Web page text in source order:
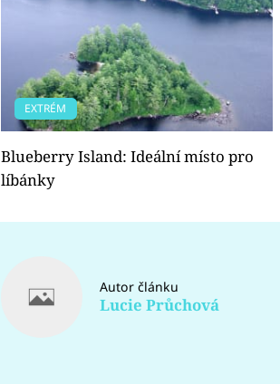
EXTRÉM
Blueberry Island: Ideální místo pro
líbánky
Autor článku
Lucie Průchová